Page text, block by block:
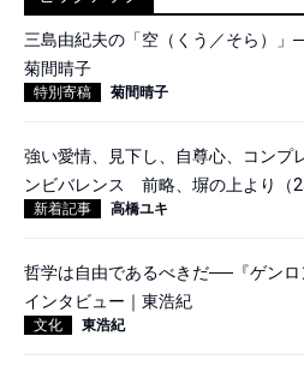
三島由紀夫の「空（くう／そら）」
菊間晴子
特別寄稿 菊間晴子
強い愛情、見下し、自尊心、コンプ
ンビバレンス 前略、塀の上より（
新着記事 高橋ユキ
哲学は自由であるべきだ──『ゲン
インタビュー｜東浩紀
文化 東浩紀